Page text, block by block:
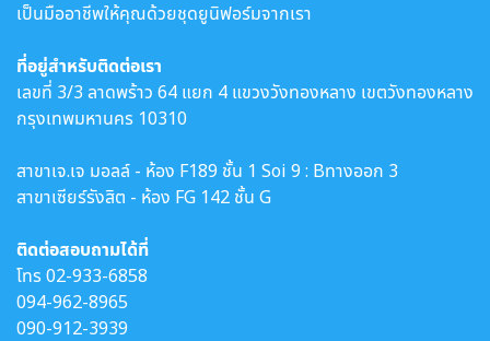
เป็นมืออาชีพให้คุณด้วยชุดยูนิฟอร์มจากเรา
ที่อยู่สำหรับติดต่อเรา
เลขที่ 3/3 ลาดพร้าว 64 แยก 4 แขวงวังทองหลาง เขตวังทองหลาง
กรุงเทพมหานคร 10310
สาขาเจ.เจ มอลล์ - ห้อง F189 ชั้น 1 Soi 9 : Bทางออก 3
สาขาเซียร์รังสิต - ห้อง FG 142 ชั้น G
ติดต่อสอบถามได้ที่
โทร02-933-6858
094-962-8965
090-912-3939